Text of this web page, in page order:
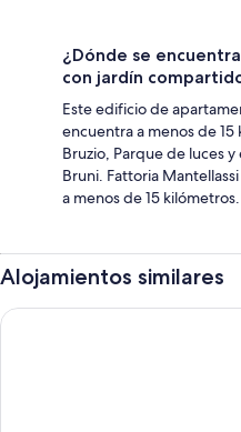
¿Dónde se
con jardín
Este edificio de
encuentra a menos de
Bruzio, Parque de luces
Bruni. Fattoria
a menos de 15 kilómetros.
Alojamientos similares
Toscana Wellness Resort